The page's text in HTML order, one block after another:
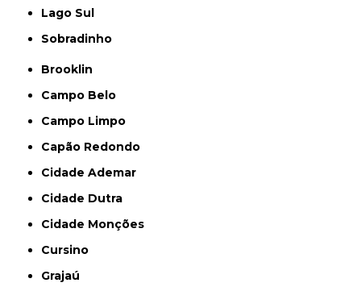
Lago Sul
Sobradinho
Brooklin
Campo Belo
Campo Limpo
Capão Redondo
Cidade Ademar
Cidade Dutra
Cidade Monções
Cursino
Grajaú